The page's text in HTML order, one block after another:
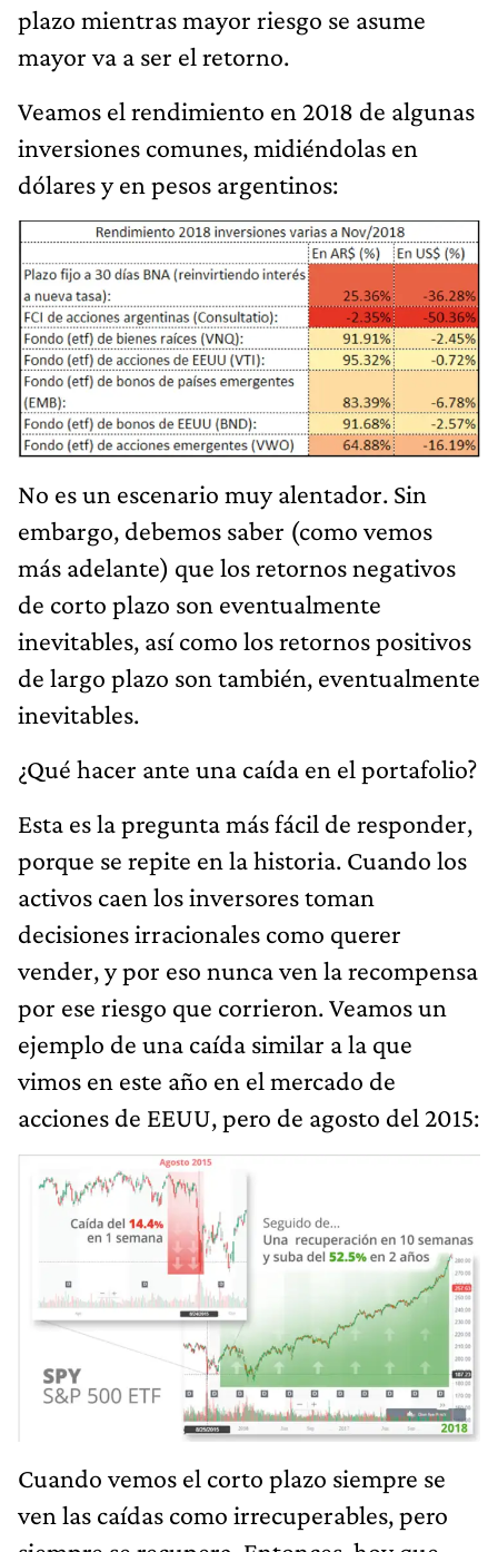
plazo mientras mayor riesgo se asume
mayor va a ser el retorno.
Veamos el rendimiento en 2018 de algunas
inversiones comunes, midiéndolas en
dólares y en pesos argentinos:
No es un escenario muy alentador. Sin
embargo, debemos saber (como vemos
más adelante) que los retornos negativos
de corto plazo son eventualmente
inevitables, así como los retornos positivos
de largo plazo son también, eventualmente
inevitables.
¿Qué hacer ante una caída en el portafolio?
Esta es la pregunta más fácil de responder,
porque se repite en la historia. Cuando los
activos caen los inversores toman
decisiones irracionales como querer
vender, y por eso nunca ven la recompensa
por ese riesgo que corrieron. Veamos un
ejemplo de una caída similar a la que
vimos en este año en el mercado de
acciones de EEUU, pero de agosto del 2015:
Cuando vemos el corto plazo siempre se
ven las caídas como irrecuperables, pero